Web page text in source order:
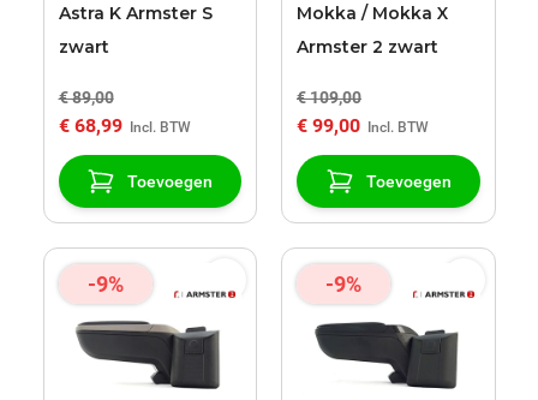
Astra K Armster S
zwart
€ 89,00
€ 68,99
Toevoegen
Mokka / Mokka X
Armster 2 zwart
€ 109,00
€ 99,00
Toevoegen
-9% -9%